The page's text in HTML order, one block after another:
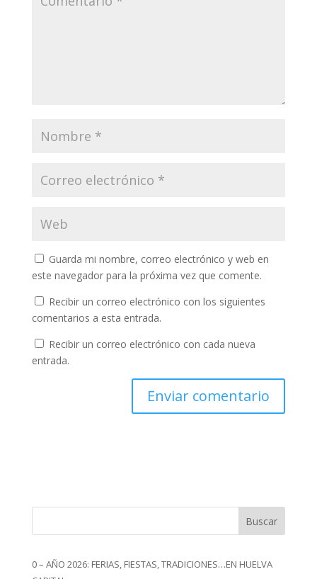
Guarda mi nombre, correo electrónico y web en
este navegador para la próxima vez que comente.
Recibir un correo electrónico con los siguientes
comentarios a esta entrada.
Recibir un correo electrónico con cada nueva
entrada.
Buscar
0 – AÑO 2026: FERIAS, FIESTAS, TRADICIONES…EN HUELVA